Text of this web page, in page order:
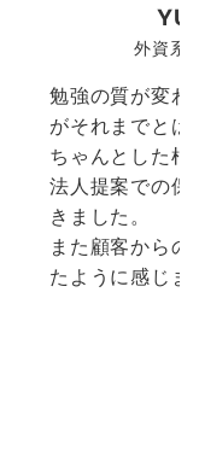
YU
外資系
勉強の質が変わ
がそれまでと
ちゃんとした
法人提案での保
きました。
また顧客から
たように感じま